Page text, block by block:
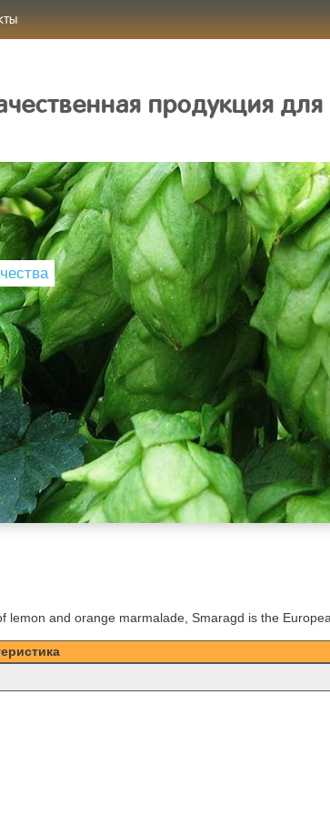
продукция для
and orange marmalade, Smaragd is the